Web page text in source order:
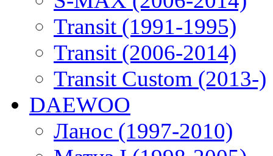
Transit (1991-1995)
Transit (2006-2014)
Transit Custom (2013-)
DAEWOO
Ланос (1997-2010)